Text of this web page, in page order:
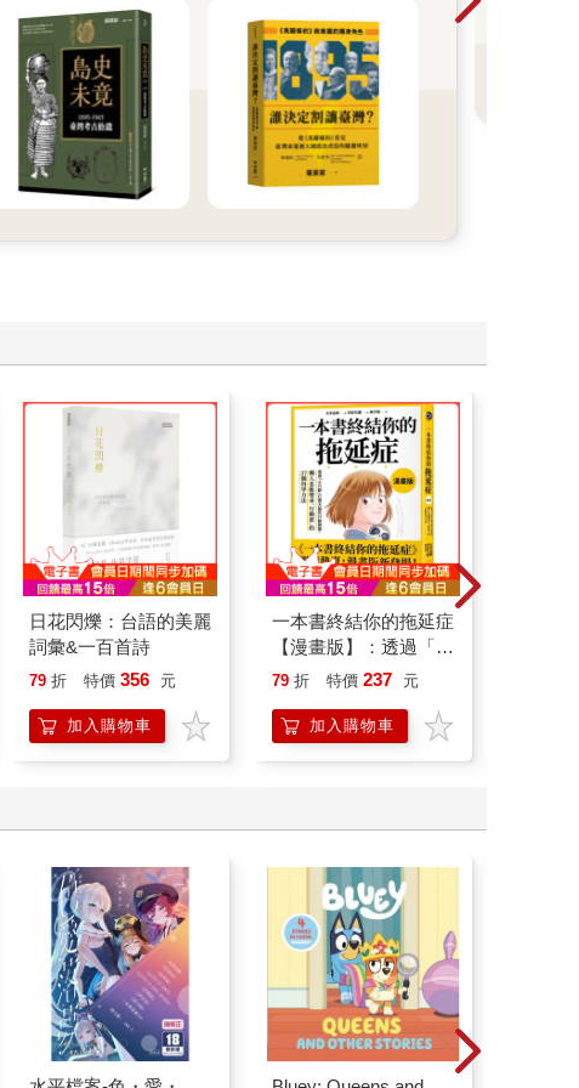
日花閃爍：台語的美麗
詞彙&一百首詩
79 折 特價 356 元
加入購物車
一本書終結你的拖延症
【漫畫版】：透過「小
行動」打開大腦的行動
「行動派」的37個科
學方法
79 折 特價 237 元
加入購物車